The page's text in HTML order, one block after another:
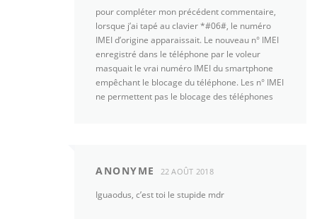
pour compléter mon précédent commentaire,
lorsque j’ai tapé au clavier *#06#, le numéro
IMEI d’origine apparaissait. Le nouveau n° IMEI
enregistré dans le téléphone par le voleur
masquait le vrai numéro IMEI du smartphone
empêchant le blocage du téléphone. Les n° IMEI
ne permettent pas le blocage des téléphones
ANONYME 22 AOÛT 2018
Iguaodus, c’est toi le stupide mdr